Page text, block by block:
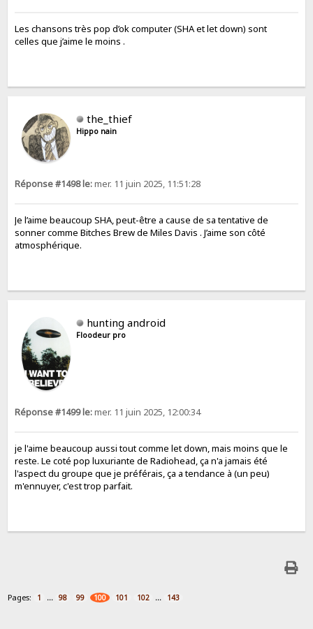
Les chansons très pop d’ok computer (SHA et let down) sont
celles que j’aime le moins .
the_thief
Hippo nain
Réponse #1498 le:mer. 11 juin 2025, 11:51:28
Je l’aime beaucoup SHA, peut-être a cause de sa tentative de
sonner comme Bitches Brew de Miles Davis . J’aime son côté
atmosphérique.
hunting android
Floodeur pro
Réponse #1499 le:mer. 11 juin 2025, 12:00:34
je l'aime beaucoup aussi tout comme let down, mais moins que le
reste. Le coté pop luxuriante de Radiohead, ça n'a jamais été
l'aspect du groupe que je préférais, ça a tendance à (un peu)
m'ennuyer, c'est trop parfait.
Pages: 1 ... 98 99 100 101 102 ... 143